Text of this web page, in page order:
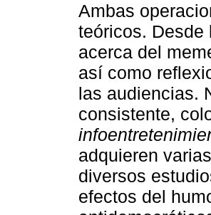
Ambas
teóricos. Desde
acerca del
así como
las audiencias.
consistente,
adquieren
diversos
efectos del